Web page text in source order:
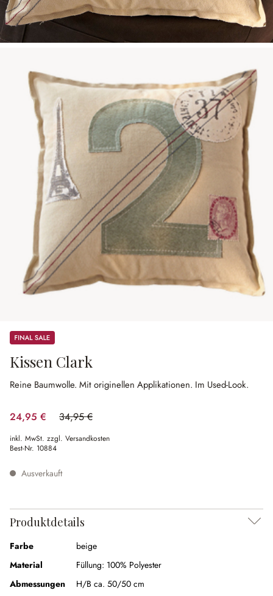
Sale
Kissen Clark
Reine Baumwolle. Mit originellen Applikationen. Im Used-Look.
24,95 € 34,95 €
(28.61% gespart)
inkl. MwSt. zzgl. Versandkosten
Best-Nr. 10884
Ausverkauft
Produktdetails
Farbe
beige
Material
Füllung: 100% Polyester
Abmessungen
H/B ca. 50/50 cm